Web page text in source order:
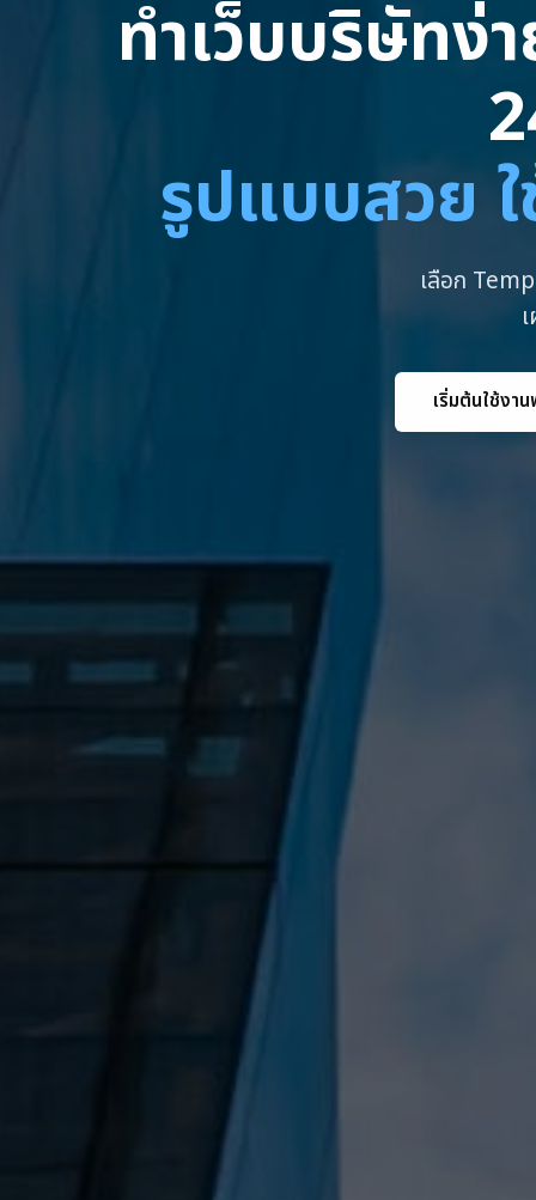
ทำเว็บบริษัทง่
รูปแบบสวย
เลือก
เริ่มต้นใช้งา